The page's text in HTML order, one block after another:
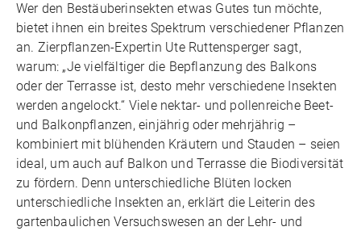
Wer den Bestäuberinsekten etwas Gutes tun möchte,
bietet ihnen ein breites Spektrum verschiedener Pflanzen
an. Zierpflanzen-Expertin Ute Ruttensperger sagt,
warum: „Je vielfältiger die Bepflanzung des Balkons
oder der Terrasse ist, desto mehr verschiedene Insekten
werden angelockt.“ Viele nektar- und pollenreiche Beet-
und Balkonpflanzen, einjährig oder mehrjährig –
kombiniert mit blühenden Kräutern und Stauden – seien
ideal, um auch auf Balkon und Terrasse die Biodiversität
zu fördern. Denn unterschiedliche Blüten locken
unterschiedliche Insekten an, erklärt die Leiterin des
gartenbaulichen Versuchswesen an der Lehr- und